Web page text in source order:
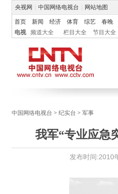
央视网 中国网络电视台 网站地图
首页 新闻 经济 体育 综艺 春晚
电视
频道大全 栏目大全 节目大全
中国网络电视台 > 纪实台 > 军事
我军“专业应急
发布时间:2010